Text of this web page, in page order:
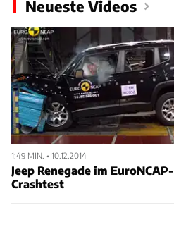
Neueste Videos
1:49 MIN. • 10.12.2014
Jeep Renegade im EuroNCAP-
Crashtest